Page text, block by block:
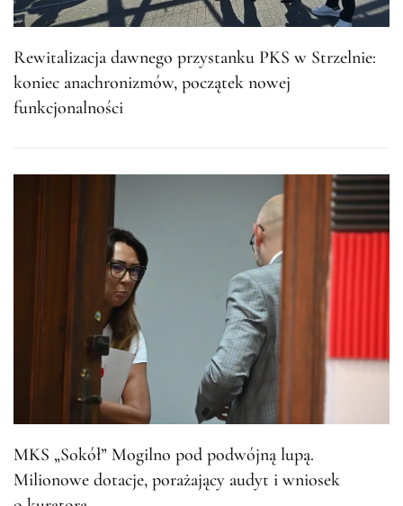
Rewitalizacja dawnego przystanku PKS w Strzelnie:
koniec anachronizmów, początek nowej
funkcjonalności
MKS „Sokół” Mogilno pod podwójną lupą.
Milionowe dotacje, porażający audyt i wniosek